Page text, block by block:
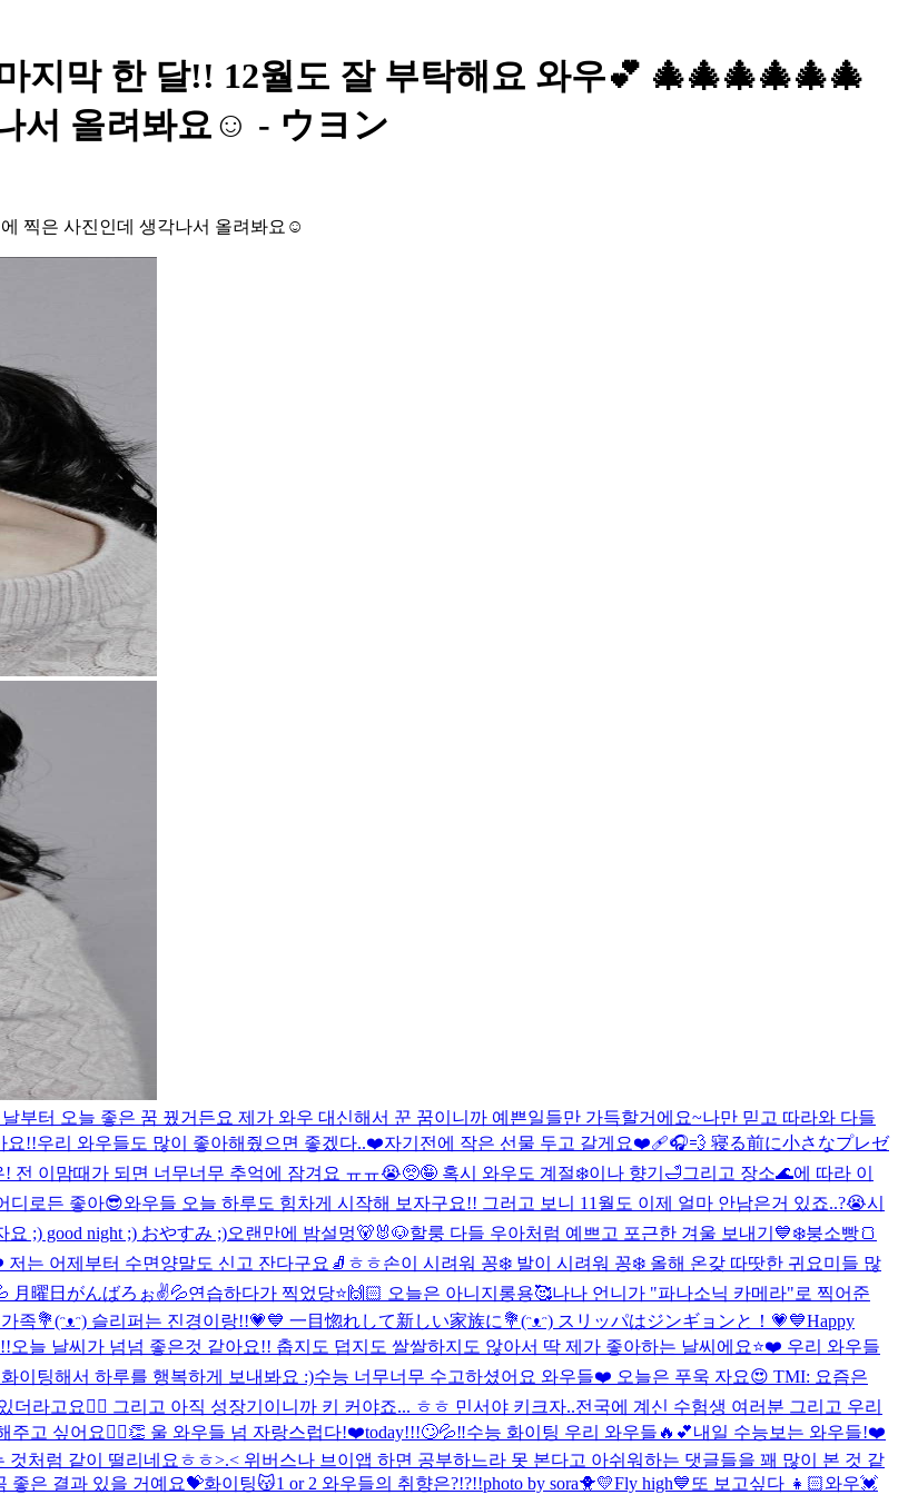
지막 한 달!! 12월도 잘 부탁해요 와우💕 🎄🎄🎄🎄🎄🎄
서 올려봐요☺️ - ウヨン
찍은 사진인데 생각나서 올려봐요☺️
부터 오늘 좋은 꿈 꿨거든요 제가 와우 대신해서 꾼 꿈이니까 예쁜일들만 가득할거에요~나만 믿고 따라와 다들
!!우리 와우들도 많이 좋아해줬으면 좋겠다..❤️자기전에 작은 선물 두고 갈게요❤️‍🩹🎧💨 寝る前に小さなプレゼ
! 전 이맘때가 되면 너무너무 추억에 잠겨요 ㅠㅠ😭🥺🤪 혹시 와우도 계절❄️이나 향기🛁그리고 장소🌊에 따라 이
디로든 좋아😎와우들 오늘 하루도 힘차게 시작해 보자구요!! 그러고 보니 11월도 이제 얼마 안남은거 있죠..?😭시
요 ;) good night ;) おやすみ ;)오랜만에 밤설멍🐻🐰🐶할룽 다들 우아처럼 예쁘고 포근한 겨울 보내기💙❄️붕소빵🍞
는 어제부터 수면양말도 신고 잔다구요🧦ㅎㅎ손이 시려워 꽁❄️ 발이 시려워 꽁❄️ 올해 온갖 따땃한 귀요미들 많
月曜日がんばろぉ✌️💦연습하다가 찍었당⭐️🙌🏻 오늘은 아니지롱용🥰나나 언니가 "파나소닉 카메라"로 찍어준
족💐(ᵔᴥᵔ) 슬리퍼는 진경이랑!!💗💙 一目惚れして新しい家族に💐(ᵔᴥᵔ) スリッパはジンギョンと！💗💙Happy
오늘 날씨가 넘넘 좋은것 같아요!! 춥지도 덥지도 쌀쌀하지도 않아서 딱 제가 좋아하는 날씨에요⭐️❤️ 우리 와우들
이팅해서 하루를 행복하게 보내봐요 :)수능 너무너무 수고하셨어요 와우들❤️ 오늘은 푸욱 자요😍 TMI: 요즘은
라고요👍🏻 그리고 아직 성장기이니까 키 커야죠... ㅎㅎ 민서야 키크자..전국에 계신 수험생 여러분 그리고 우리
주고 싶어요🙆‍♀️👏 울 와우들 넘 자랑스럽다!❤️today!!!🙄💦‼️수능 화이팅 우리 와우들🔥💕내일 수능보는 와우들!❤️
처럼 같이 떨리네요ㅎㅎ>.< 위버스나 브이앱 하면 공부하느라 못 본다고 아쉬워하는 댓글들을 꽤 많이 본 것 같
좋은 결과 있을 거예요💝화이팅😽1 or 2 와우들의 취향은?!?!!photo by sora🐥💛Fly high💙 또 보고싶다 👧🏻와우💓